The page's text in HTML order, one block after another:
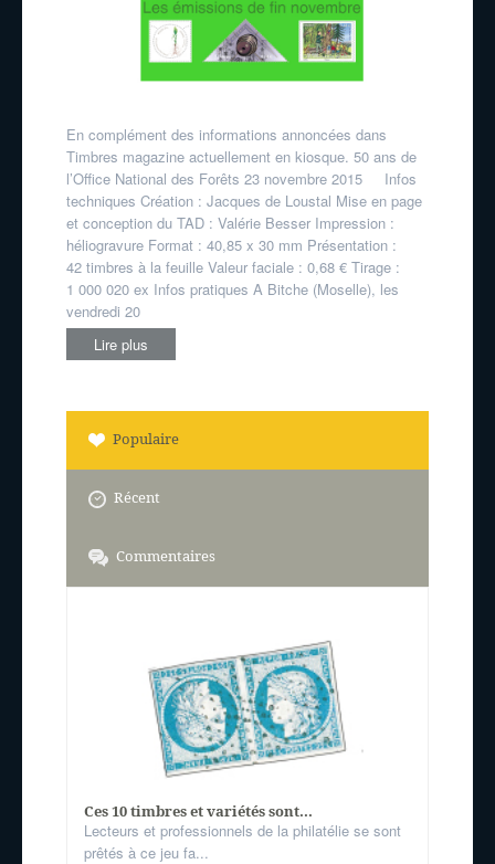
En complément des informations annoncées dans
Timbres magazine actuellement en kiosque. 50 ans de
l’Office National des Forêts 23 novembre 2015 Infos
techniques Création : Jacques de Loustal Mise en page
et conception du TAD : Valérie Besser Impression :
héliogravure Format : 40,85 x 30 mm Présentation :
42 timbres à la feuille Valeur faciale : 0,68 € Tirage :
1 000 020 ex Infos pratiques A Bitche (Moselle), les
vendredi 20
Lire plus
Populaire
Récent
Commentaires
Ces 10 timbres et variétés sont...
Lecteurs et professionnels de la philatélie se sont
prêtés à ce jeu fa...